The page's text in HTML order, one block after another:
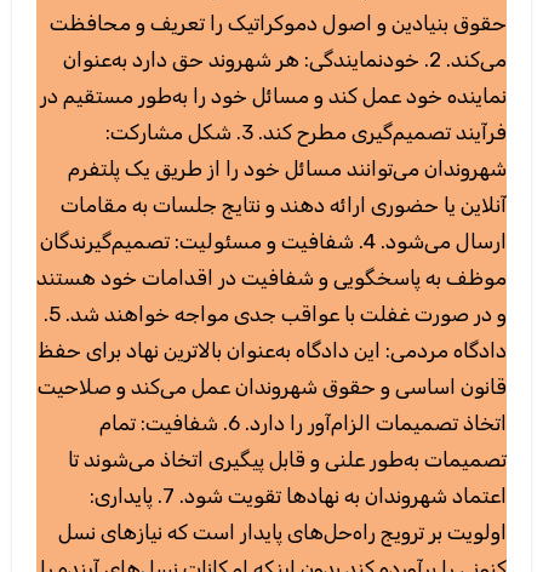
حقوق بنیادین و اصول دموکراتیک را تعریف و محافظت
می‌کند. 2. خودنمایندگی: هر شهروند حق دارد به‌عنوان
نماینده خود عمل کند و مسائل خود را به‌طور مستقیم در
فرآیند تصمیم‌گیری مطرح کند. 3. شکل مشارکت:
شهروندان می‌توانند مسائل خود را از طریق یک پلتفرم
آنلاین یا حضوری ارائه دهند و نتایج جلسات به مقامات
ارسال می‌شود. 4. شفافیت و مسئولیت: تصمیم‌گیرندگان
موظف به پاسخگویی و شفافیت در اقدامات خود هستند
و در صورت غفلت با عواقب جدی مواجه خواهند شد. 5.
دادگاه مردمی: این دادگاه به‌عنوان بالاترین نهاد برای حفظ
قانون اساسی و حقوق شهروندان عمل می‌کند و صلاحیت
اتخاذ تصمیمات الزام‌آور را دارد. 6. شفافیت: تمام
تصمیمات به‌طور علنی و قابل پیگیری اتخاذ می‌شوند تا
اعتماد شهروندان به نهادها تقویت شود. 7. پایداری:
اولویت بر ترویج راه‌حل‌های پایدار است که نیازهای نسل